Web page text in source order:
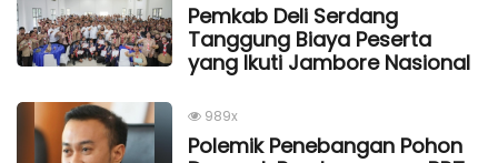
Pemkab Deli Serdang
Tanggung Biaya Peserta
yang Ikuti Jambore Nasional
989x
Polemik Penebangan Pohon